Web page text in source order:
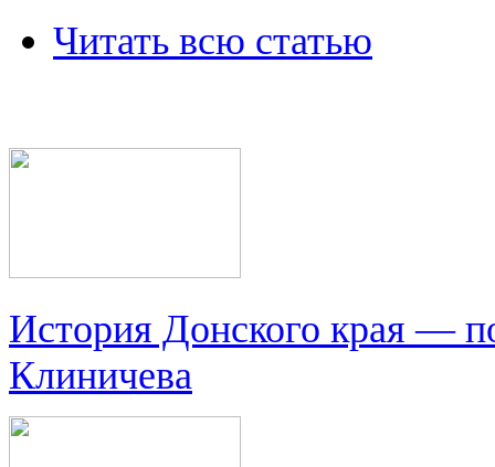
Читать всю статью
История Донского края —
Клиничева